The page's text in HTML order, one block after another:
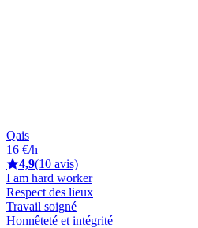
Qais
16 €/h
4,9(10 avis)
I am hard worker
Respect des lieux
Travail soigné
Honnêteté et intégrité